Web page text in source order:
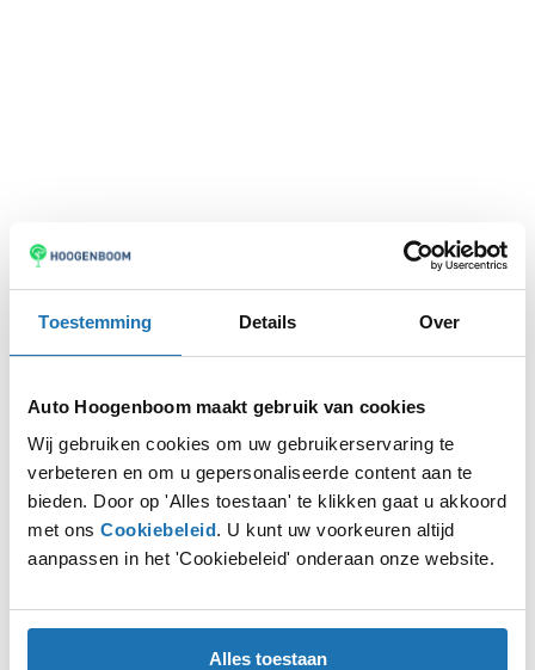
Toestemming Details Over
Auto Hoogenboom maakt gebruik van cookies
Wij gebruiken cookies om uw gebruikerservaring te
verbeteren en om u gepersonaliseerde content aan te
bieden. Door op 'Alles toestaan' te klikken gaat u akkoord
met ons Cookiebeleid. U kunt uw voorkeuren altijd
aanpassen in het 'Cookiebeleid' onderaan onze website.
Alles toestaan
Application error: aclient-side exception has occurred while
loadingwww.autohoogenboom.nl (see the browser console
more information).